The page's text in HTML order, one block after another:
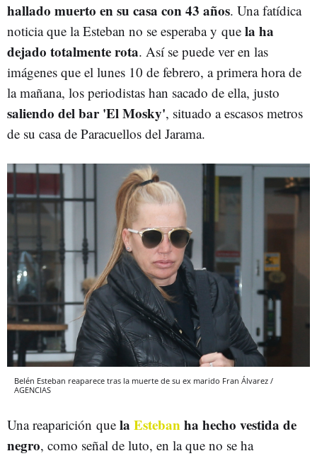
hallado muerto en su casa con 43 años. Una fatídica
noticia que la Esteban no se esperaba y que la ha
dejado totalmente rota. Así se puede ver en las
imágenes que el lunes 10 de febrero, a primera hora de
la mañana, los periodistas han sacado de ella, justo
saliendo del bar 'El Mosky', situado a escasos metros
de su casa de Paracuellos del Jarama.
Belén Esteban reaparece tras la muerte de su ex marido Fran Álvarez /
AGENCIAS
Una reaparición que la Estebanha hecho vestida de
negro, como señal de luto, en la que no se ha